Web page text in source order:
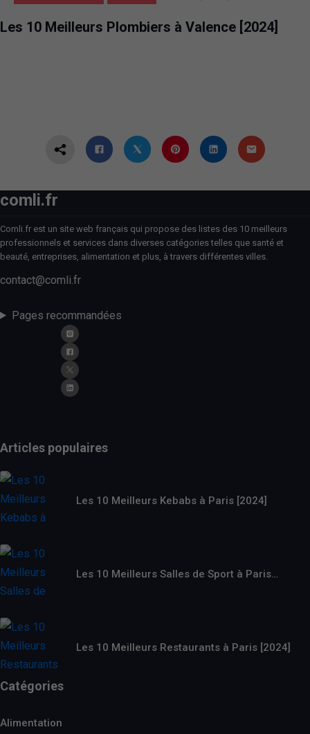
Les 10 Meilleurs Plombiers à Valence [2024]
comli.fr
Comli.fr est un site web français qui propose des listes des 10 meilleurs
professionnels et services dans diverses catégories telles que santé et
beauté, entreprises, alimentation et plus, à travers différentes villes.
contact@comli.fr
Pages recommandées
Articles populaires
Les 10 Meilleurs Kebabs à Paris [2024]
Les 10 Meilleurs Salles de Sport à Paris…
Les 10 Meilleurs Restaurants à Paris [2024]
Catégories
Alimentation